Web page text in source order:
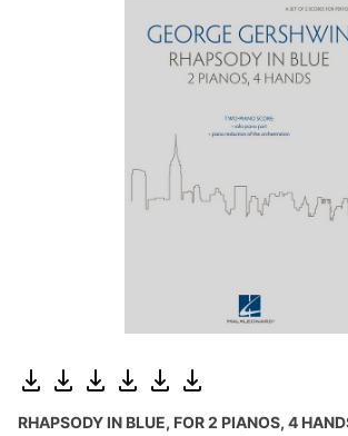
RHAPSODY IN BLUE, FOR 2 PIANOS, 4